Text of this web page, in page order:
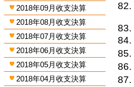
2018年09月收支決算
2018年08月收支決算
2018年07月收支決算
2018年06月收支決算
2018年05月收支決算
2018年04月收支決算